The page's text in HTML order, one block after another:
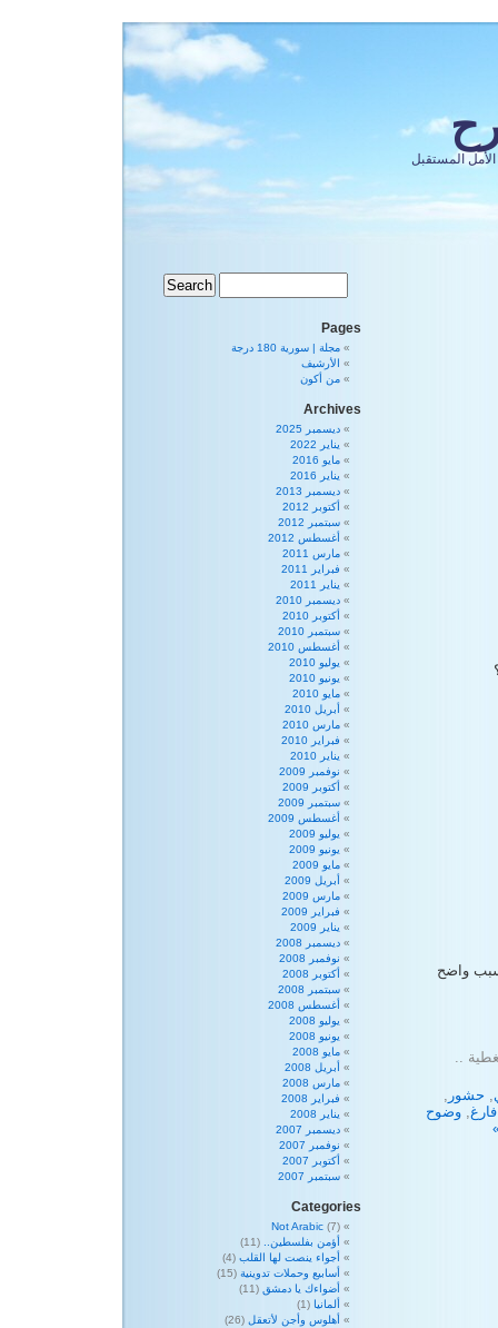
المستقبل
واضح
..
, حشور ,
, وضوح
Pages
مجلة | سورية 180 درجة
الأرشيف
من أكون
Archives
ديسمبر 2025
يناير 2022
مايو 2016
يناير 2016
ديسمبر 2013
أكتوبر 2012
سبتمبر 2012
أغسطس 2012
مارس 2011
فبراير 2011
يناير 2011
ديسمبر 2010
أكتوبر 2010
سبتمبر 2010
أغسطس 2010
يوليو 2010
يونيو 2010
مايو 2010
أبريل 2010
مارس 2010
فبراير 2010
يناير 2010
نوفمبر 2009
أكتوبر 2009
سبتمبر 2009
أغسطس 2009
يوليو 2009
يونيو 2009
مايو 2009
أبريل 2009
مارس 2009
فبراير 2009
يناير 2009
ديسمبر 2008
نوفمبر 2008
أكتوبر 2008
سبتمبر 2008
أغسطس 2008
يوليو 2008
يونيو 2008
مايو 2008
أبريل 2008
مارس 2008
فبراير 2008
يناير 2008
ديسمبر 2007
نوفمبر 2007
أكتوبر 2007
سبتمبر 2007
Categories
Not Arabic (7)
أؤمن بفلسطين..
(11)
أجواء ينصت لها القلب (4)
أسابيع وحملات تدوينية (15)
أضواءك يا دمشق (11)
ألمانيا (1)
أهلوس وأجن لأتعقل (26)